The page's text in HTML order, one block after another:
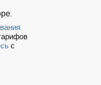
с